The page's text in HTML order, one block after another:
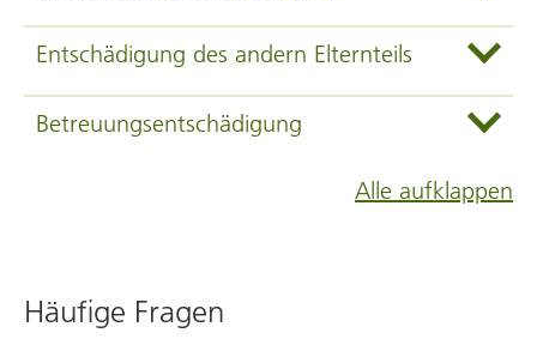
Entschädigung des andern Elternteils
Betreuungsentschädigung
Alle aufklappen
Häufige Fragen